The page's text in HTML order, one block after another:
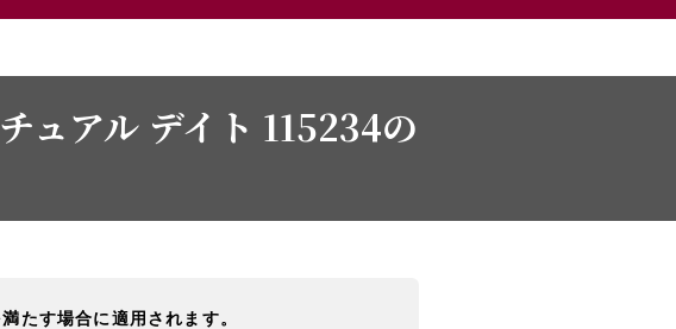
ュアル デイト 115234の
たす場合に適用されます。